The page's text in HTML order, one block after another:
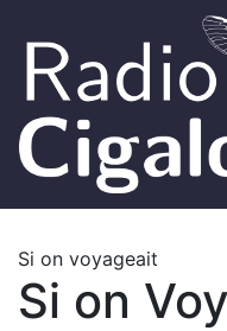
Si on voyageait
Si on